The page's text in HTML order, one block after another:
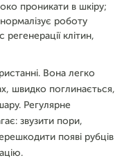
проникати в шкіру;
роботу
клітин,
Вона легко
швидко поглинається,
Регулярне
звузити пори,
появі рубців